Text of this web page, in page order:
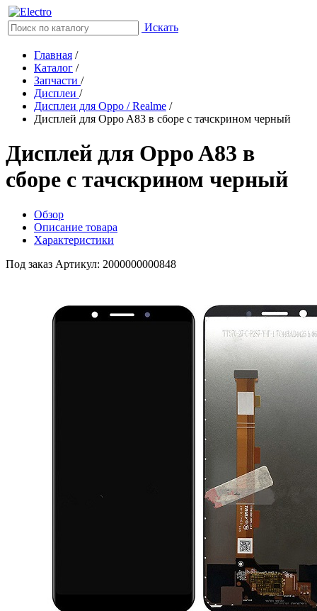
Искать
Главная /
Каталог /
Запчасти /
Дисплеи /
Дисплеи для Oppo / Realme /
Дисплей для Oppo A83 в сборе с тачскрином черный
Дисплей для Oppo A83 в
сборе с тачскрином черный
Обзор
Описание товара
Характеристики
Под заказ Артикул: 2000000000848